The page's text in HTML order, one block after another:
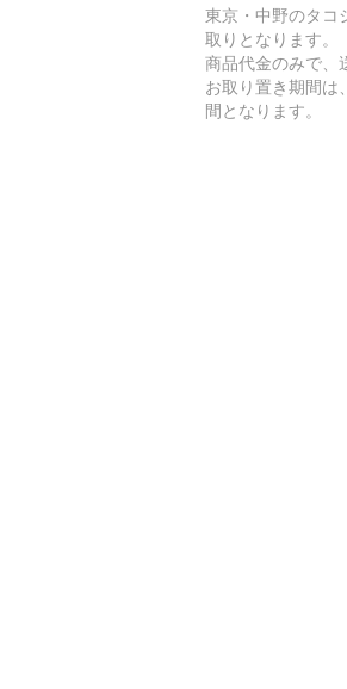
東京・中野のタコ
取りとなります。
商品代金のみで、
お取り置き期間は
間となります。